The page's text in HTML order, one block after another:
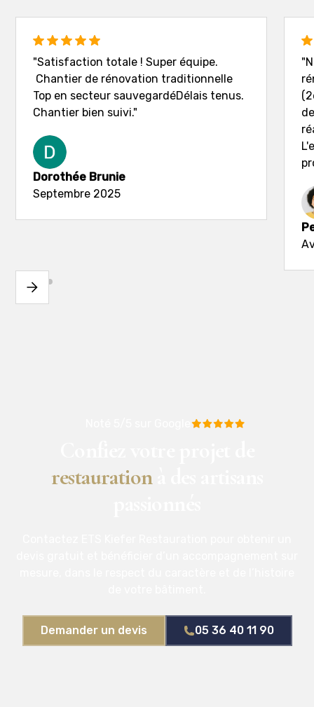
"Satisfaction totale ! Super équipe.
Chantier de rénovation traditionnelle
Top en secteur sauvegardéDélais tenus.
Chantier bien suivi."
Dorothée Brunie
Septembre 2025
restaurationà des artisans
Demander un devis 05 36 40 11 90